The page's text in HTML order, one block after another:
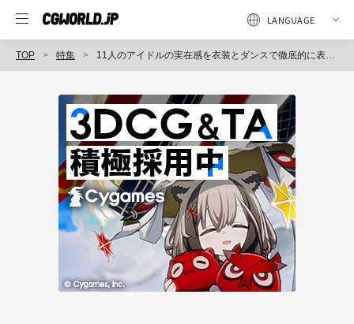
TOP 特集 11人のアイドルの実在感を衣装とダンスで徹底的に表現〜うたの☆プリンスさまっ♪『雪月花』MV／Vol.2 アニメーション編